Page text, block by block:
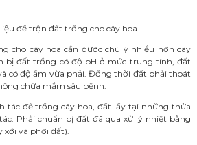
để trộn đất trồng cho cây hoa
cho cây hoa cần được chú ý nhiều hơn cây
bị đất trồng có độ pH ở mức trung tính, đất
có độ ẩm vừa phải. Đồng thời đất phải thoát
chứa mầm sâu bệnh.
tác để trồng cây hoa, đất lấy tại những thửa
Phải chuẩn bị đất đã qua xử lý nhiệt bằng
xới và phơi đất).